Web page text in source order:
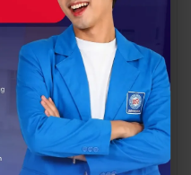
Dosen Pembimbing
Lapangan Dampingi
Keberangkatan
Mahasiswa UBSI Solo ke
Posko BSI…
EDUKASI